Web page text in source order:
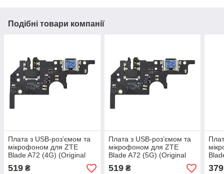
Подібні товари компанії
Плата з USB-роз’ємом та
мікрофоном для ZTE
Blade A72 (4G) (Original
Used)
519 ₴
Плата з USB-роз’ємом та
мікрофоном для ZTE
Blade A72 (5G) (Original
Used)
519₴ 379